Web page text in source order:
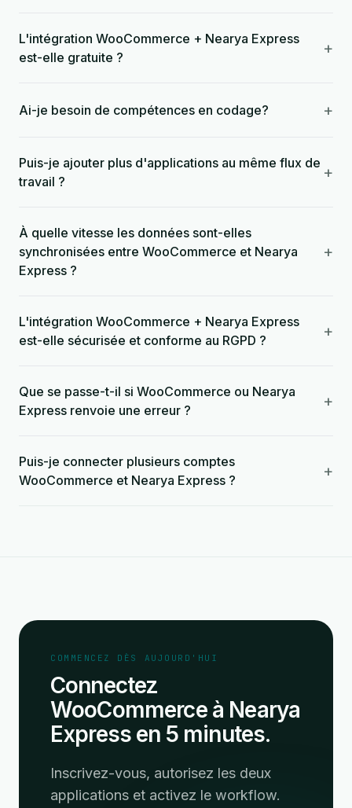
L'intégration WooCommerce + Nearya Express
est-elle gratuite ?
+
Ai-je besoin de compétences en codage? +
Puis-je ajouter plus d'applications au même flux de
travail ?
+
À quelle vitesse les données sont-elles
synchronisées entre WooCommerce et Nearya
Express ?
+
L'intégration WooCommerce + Nearya Express
est-elle sécurisée et conforme au RGPD ?
+
Que se passe-t-il si WooCommerce ou Nearya
Express renvoie une erreur ?
+
Puis-je connecter plusieurs comptes
WooCommerce et Nearya Express ?
+
COMMENCEZ DÈS AUJOURD'HUI
Connectez
WooCommerce à Nearya
Express en 5 minutes.
Inscrivez-vous, autorisez les deux
applications et activez le workflow.